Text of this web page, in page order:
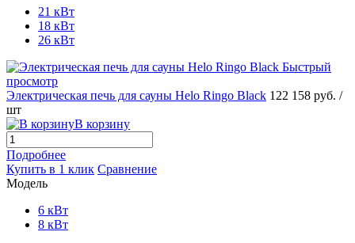
21 кВт
18 кВт
26 кВт
Быстрый
просмотр
Электрическая печь для сауны Helo Ringo Black 122 158 руб. /
шт
В корзину
Подробнее
Купить в 1 клик Сравнение
Модель
6 кВт
8 кВт